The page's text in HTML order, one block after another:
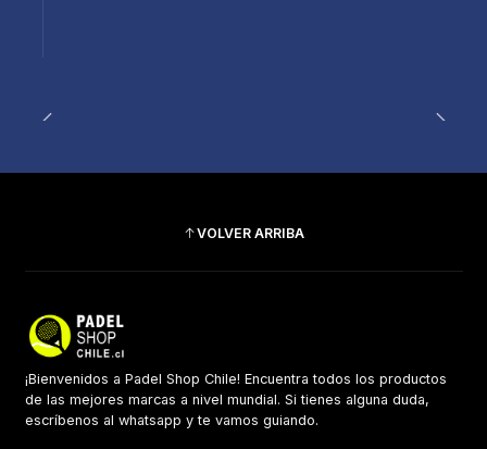
VOLVER ARRIBA
¡Bienvenidos a Padel Shop Chile! Encuentra todos los productos
de las mejores marcas a nivel mundial. Si tienes alguna duda,
escríbenos al whatsapp y te vamos guiando.